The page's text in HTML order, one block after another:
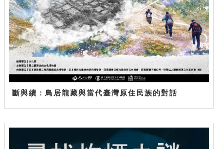
斷與續：鳥居龍藏與當代臺灣原住民族的對話